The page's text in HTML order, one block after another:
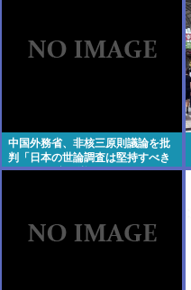
中国外務省、非核三原則議論を批
判「日本の世論調査は堅持すべき
が76％ 民意に逆らってはならな